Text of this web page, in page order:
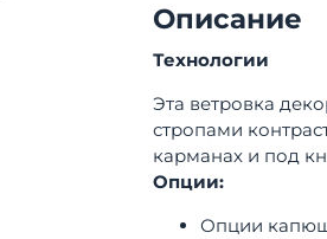
Описание
Технологии
Эта ветровка
стропами
карманах и под
Опции:
Опции